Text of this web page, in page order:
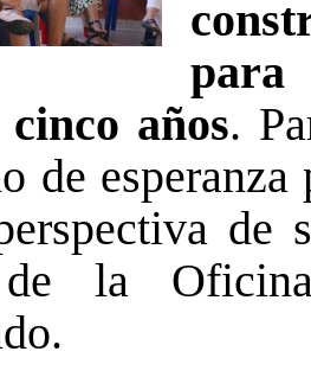
años.
de
de
la